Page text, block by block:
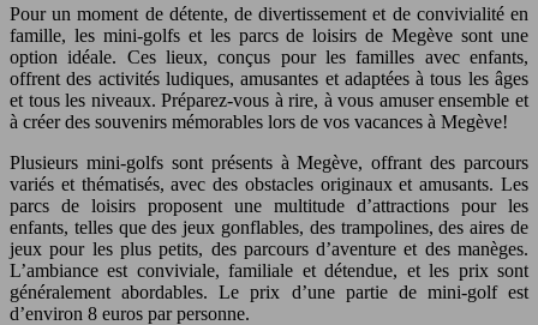
Pour un moment de détente, de divertissement et de convivialité en
famille, les mini-golfs et les parcs de loisirs de Megève sont une
option idéale. Ces lieux, conçus pour les familles avec enfants,
offrent des activités ludiques, amusantes et adaptées à tous les âges
et tous les niveaux. Préparez-vous à rire, à vous amuser ensemble et
à créer des souvenirs mémorables lors de vos vacances à Megève!
Plusieurs mini-golfs sont présents à Megève, offrant des parcours
variés et thématisés, avec des obstacles originaux et amusants. Les
parcs de loisirs proposent une multitude d’attractions pour les
enfants, telles que des jeux gonflables, des trampolines, des aires de
jeux pour les plus petits, des parcours d’aventure et des manèges.
L’ambiance est conviviale, familiale et détendue, et les prix sont
généralement abordables. Le prix d’une partie de mini-golf est
d’environ 8 euros par personne.